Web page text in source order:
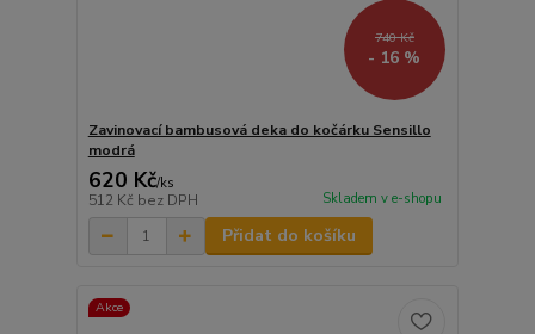
740 Kč
- 16 %
Zavinovací bambusová deka do kočárku Sensillo
modrá
620 Kč/ks
512 Kč bez DPH Skladem v e-shopu
Přidat do košíku
Akce